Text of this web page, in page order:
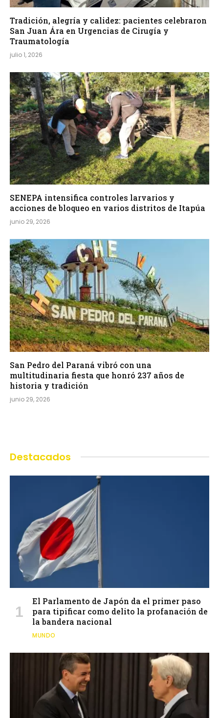
Tradición, alegría y calidez: pacientes celebraron
San Juan Ára en Urgencias de Cirugía y
Traumatología
julio 1, 2026
SENEPA intensifica controles larvarios y
acciones de bloqueo en varios distritos de Itapúa
junio 29, 2026
San Pedro del Paraná vibró con una
multitudinaria fiesta que honró 237 años de
historia y tradición
junio 29, 2026
Destacados
El Parlamento de Japón da el primer paso
para tipificar como delito la profanación de
la bandera nacional
MUNDO